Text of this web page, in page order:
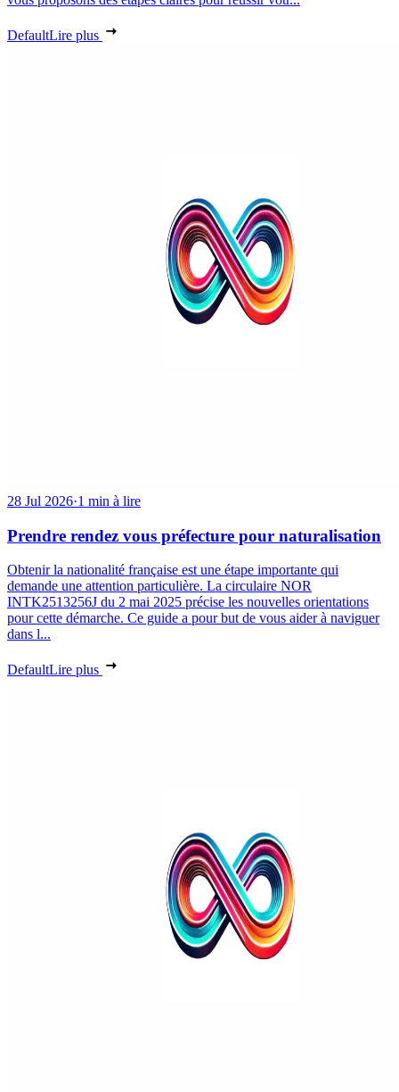
DefaultLire plus
28 Jul 2026·1 min à lire
Prendre rendez vous préfecture pour naturalisation
Obtenir la nationalité française est une étape importante qui
demande une attention particulière. La circulaire NOR
INTK2513256J du 2 mai 2025 précise les nouvelles orientations
pour cette démarche. Ce guide a pour but de vous aider à naviguer
dans l...
DefaultLire plus